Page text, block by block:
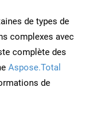
de types de
complexes avec
complète des
Aspose.Total
de